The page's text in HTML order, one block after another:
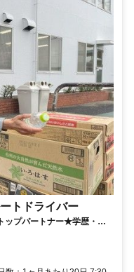
トドライバー
ップパートナー★学歴・経